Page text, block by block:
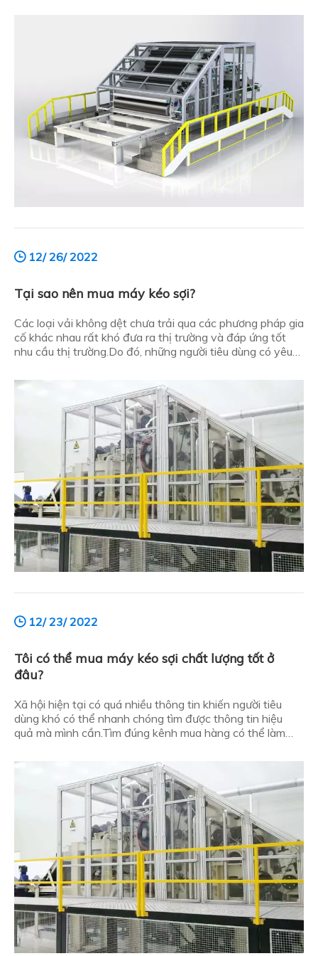
sản phẩm.Vì vậy, tại sao người tiêu dùng mua máy kéo
12/ 26/ 2022
Tại sao nên mua máy kéo sợi?
Các loại vải không dệt chưa trải qua các phương pháp gia
cố khác nhau rất khó đưa ra thị trường và đáp ứng tốt
nhu cầu thị trường.Do đó, những người tiêu dùng có yêu
thiết bị gia công chất lượng cao.Vậy tại sao người tiêu
dùng lại mua máy ren kéo? H
12/ 23/ 2022
Tôi có thể mua máy kéo sợi chất lượng tốt ở
đâu?
Xã hội hiện tại có quá nhiều thông tin khiến người tiêu
dùng khó có thể nhanh chóng tìm được thông tin hiệu
quả mà mình cần.Tìm đúng kênh mua hàng có thể làm
người tiêu dùng có thể mua máy kéo sợi chất lượng cao ở